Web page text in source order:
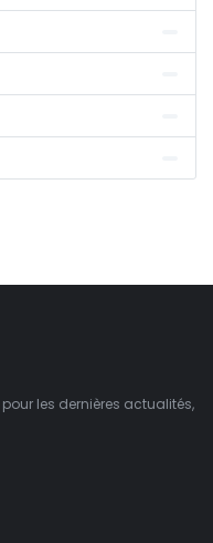
les dernières actualités,